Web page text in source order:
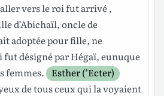
vers leroifutarrivé,
d’Abichaïl,onclede
adoptéepourfille, ne
futdésignéparHégaï,eunuque
femmes.
Esther (’Ecter)
de tous ceux qui lavoyaient